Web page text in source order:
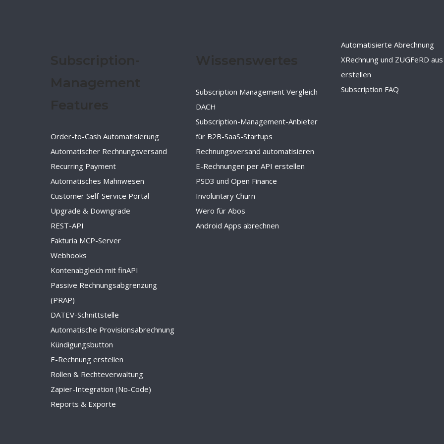
Order-to-Cash Automatisierung
Automatischer Rechnungsversand
Recurring Payment
Automatisches Mahnwesen
Customer Self-Service Portal
Upgrade & Downgrade
REST-API
Fakturia MCP-Server
Webhooks
Kontenabgleich mit finAPI
Passive Rechnungsabgrenzung
(PRAP)
DATEV-Schnittstelle
Automatische Provisionsabrechnung
Kündigungsbutton
E-Rechnung erstellen
Rollen & Rechteverwaltung
Zapier-Integration (No-Code)
Reports & Exporte
Subscription Management Vergleich
DACH
Subscription-Management-Anbieter
für B2B-SaaS-Startups
Rechnungsversand automatisieren
E-Rechnungen per API erstellen
PSD3 und Open Finance
Involuntary Churn
Wero für Abos
Android Apps abrechnen
Automatisierte Abrechnung
XRechnung und ZUGFeRD
erstellen
Subscription FAQ